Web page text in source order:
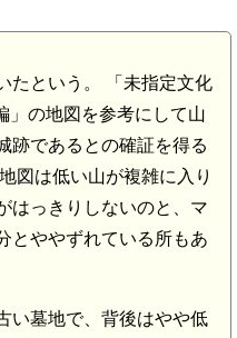
たという。 「未指定文化
」の地図を参考にして山
跡であるとの確証を得る
図は低い山が複雑に入り
はっきりしないのと、マ
とややずれている所もあ
い墓地で、背後はやや低